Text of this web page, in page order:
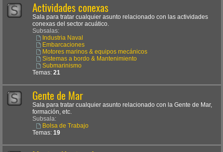
Actividades conexas
Sala para tratar cualquier asunto relacionado con las actividades
conexas del sector acuático.
Subsalas:
Industria Naval
Embarcaciones
Motores marinos & equipos mecánicos
Sistemas a bordo & Mantenimiento
Submarinismo
Temas: 21
Gente de Mar
Sala para tratar cualquier asunto relacionado con la Gente de Mar,
formación, etc.
Subsala:
Bolsa de Trabajo
Temas: 19